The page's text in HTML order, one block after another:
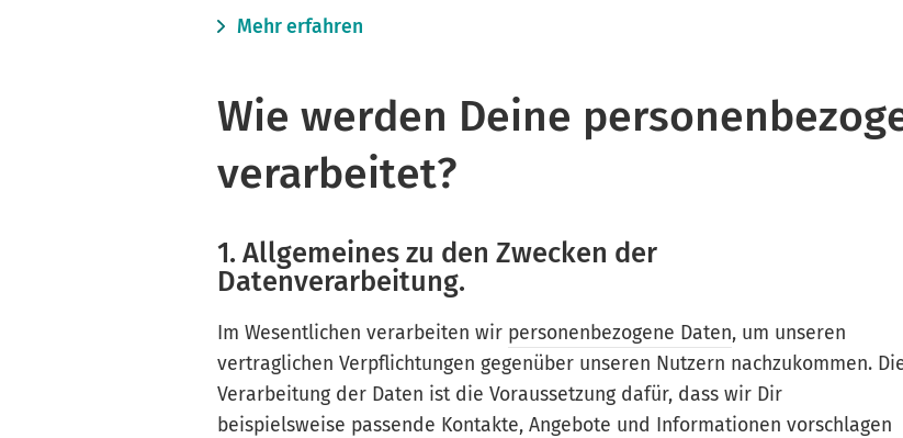
Mehr erfahren
Wie werden Deine
verarbeitet?
1. Allgemeines zu den Zwecken der
Datenverarbeitung.
Im Wesentlichen verarbeiten wir personenbezogene Daten, um unseren
vertraglichen Verpflichtungen gegenüber unseren Nutzern nachzukommen.
Verarbeitung der Daten ist die Voraussetzung dafür, dass wir Dir
beispielsweise passende Kontakte, Angebote und Informationen vorschlagen